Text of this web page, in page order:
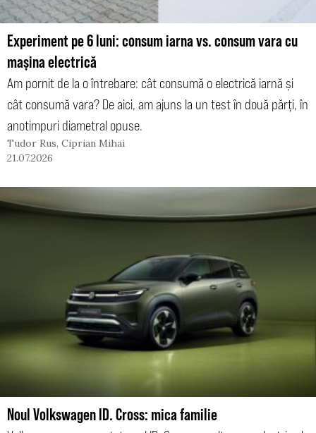
Experiment pe 6 luni: consum iarna vs. consum vara cu
mașina electrică
Am pornit de la o întrebare: cât consumă o electrică iarnă și
cât consumă vara? De aici, am ajuns la un test în două părți, în
anotimpuri diametral opuse.
Tudor Rus, Ciprian Mihai
21.07.2026
Noul Volkswagen ID. Cross: mica familie